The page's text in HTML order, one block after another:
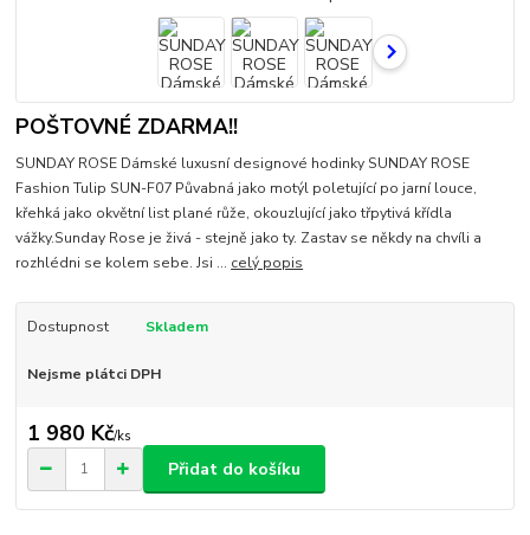
POŠTOVNÉ ZDARMA!!
SUNDAY ROSE Dámské luxusní designové hodinky SUNDAY ROSE
Fashion Tulip SUN-F07 Půvabná jako motýl poletující po jarní louce,
křehká jako okvětní list plané růže, okouzlující jako třpytivá křídla
vážky.Sunday Rose je živá - stejně jako ty. Zastav se někdy na chvíli a
rozhlédni se kolem sebe. Jsi ... celý popis
Dostupnost Skladem
Nejsme plátci DPH
1 980 Kč/ks
Přidat do košíku